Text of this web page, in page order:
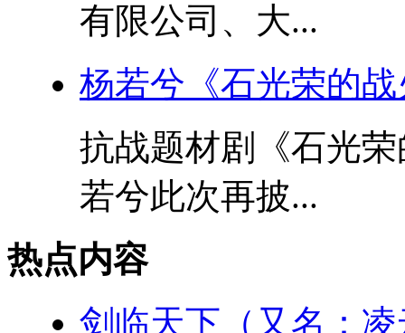
有限公司、大...
杨若兮《石光荣的
抗战题材剧《石光
若兮此次再披...
热点内容
剑临天下（又名：